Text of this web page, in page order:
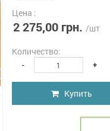
Цена :
2 275,00 грн. /шт
Количество:
- +
Купить